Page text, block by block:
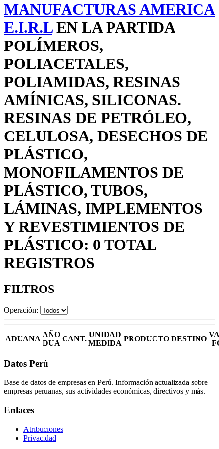
MANUFACTURAS AMERICA
E.I.R.LEN LA PARTIDA
POLÍMEROS,
POLIACETALES,
POLIAMIDAS, RESINAS
AMÍNICAS, SILICONAS.
RESINAS DE PETRÓLEO,
CELULOSA, DESECHOS DE
PLÁSTICO,
MONOFILAMENTOS DE
PLÁSTICO, TUBOS,
LÁMINAS, IMPLEMENTOS
Y REVESTIMIENTOS DE
PLÁSTICO: 0 TOTAL
REGISTROS
FILTROS
Operación:
ADUANA
AÑO
DUA
CANT.
UNIDAD
MEDIDA
PRODUCTO DESTINO
Datos Perú
Base de datos de empresas en Perú. Información actualizada sobre
empresas peruanas, sus actividades económicas, directivos y más.
Enlaces
Atribuciones
Privacidad